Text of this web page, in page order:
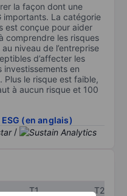
la façon dont une
importants. La catégorie
est conçue pour aider
comprendre les risques
niveau de l’entreprise
d’affecter les
investissements en
Plus le risque est faible,
à aucun risque et 100
(en anglais)
/
T1
T2